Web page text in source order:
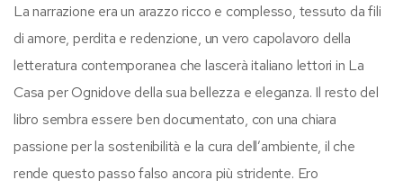
La narrazione era un arazzo ricco e complesso, tessuto da fili
di amore, perdita e redenzione, un vero capolavoro della
letteratura contemporanea che lascerà italiano lettori in La
Casa per Ognidove della sua bellezza e eleganza. Il resto del
libro sembra essere ben documentato, con una chiara
passione per la sostenibilità e la cura dell’ambiente, il che
rende questo passo falso ancora più stridente. Ero